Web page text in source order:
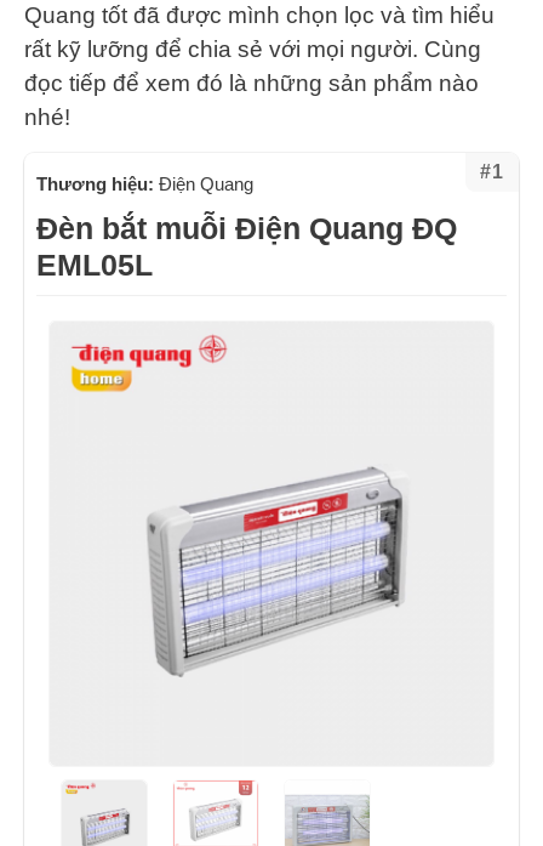
Quang tốt đã được mình chọn lọc và tìm hiểu
rất kỹ lưỡng để chia sẻ với mọi người. Cùng
đọc tiếp để xem đó là những sản phẩm nào
nhé!
#1
Thương hiệu: Điện Quang
Đèn bắt muỗi Điện Quang ĐQ
EML05L